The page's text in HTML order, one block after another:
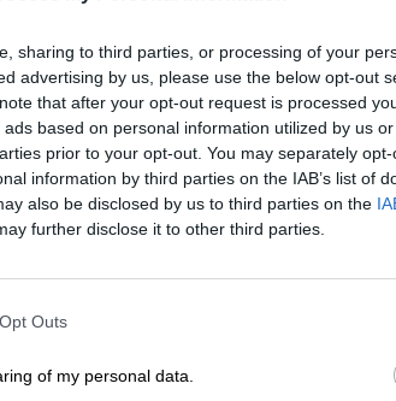
sharing to third parties, or processing of your
advertising by us, please use the below opt-out
that after your opt-out request is processed
based on personal information utilized by us
prior to your opt-out. You may separately
information by third parties on the IAB’s list of
also be disclosed by us to third parties on the
further disclose it to other third parties.
Outs
of my personal data.
llega a Disneyland
Arredondo
de este autor
marzo de 2020